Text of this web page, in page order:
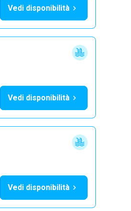
Vedi disponibilità
Vedi disponibilità
Vedi disponibilità